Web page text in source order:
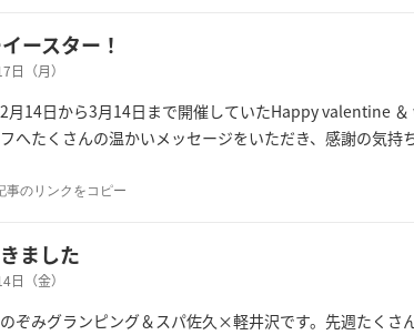
ースター！
日（月）
月14日から3月14日まで開催していたHappy valentine
へたくさんの温かいメッセージをいただき、感謝の気
事のリンクをコピー
ました
日（金）
ぞみグランピング＆スパ佐久×軽井沢です。先週たくさ